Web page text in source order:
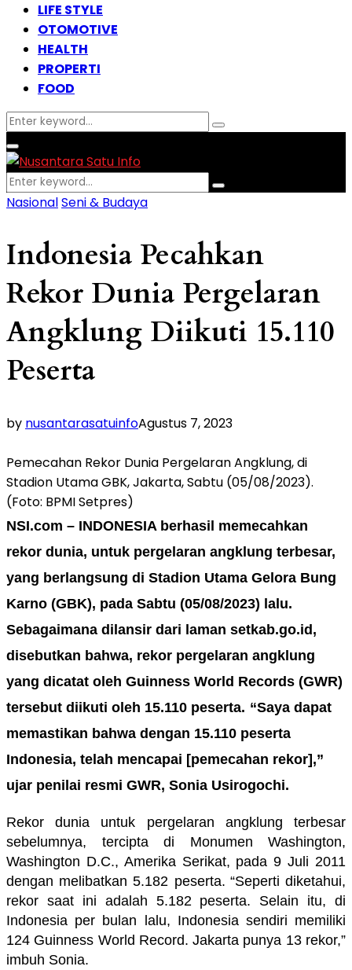
LIFE STYLE
OTOMOTIVE
HEALTH
PROPERTI
FOOD
Search
for:
Search
Facebook
Instagram
Email
Whatsapp
Primary
Menu
Search
for:
Search
NasionalSeni & Budaya
Indonesia Pecahkan
Rekor Dunia Pergelaran
Angklung Diikuti 15.110
Peserta
by nusantarasatuinfoAgustus 7, 2023
Pemecahan Rekor Dunia Pergelaran Angklung, di
Stadion Utama GBK, Jakarta, Sabtu (05/08/2023).
(Foto: BPMI Setpres)
NSI.com – INDONESIA berhasil memecahkan
rekor dunia, untuk pergelaran angklung terbesar,
yang berlangsung di Stadion Utama Gelora Bung
Karno (GBK), pada Sabtu (05/08/2023) lalu.
Sebagaimana dilansir dari laman setkab.go.id,
disebutkan bahwa, rekor pergelaran angklung
yang dicatat oleh Guinness World Records (GWR)
tersebut diikuti oleh 15.110 peserta. “Saya dapat
memastikan bahwa dengan 15.110 peserta
Indonesia, telah mencapai [pemecahan rekor],”
ujar penilai resmi GWR, Sonia Usirogochi.
Rekor dunia untuk pergelaran angklung terbesar
sebelumnya, tercipta di Monumen Washington,
Washington D.C., Amerika Serikat, pada 9 Juli 2011
dengan melibatkan 5.182 peserta. “Seperti diketahui,
rekor saat ini adalah 5.182 peserta. Selain itu, di
Indonesia per bulan lalu, Indonesia sendiri memiliki
124 Guinness World Record. Jakarta punya 13 rekor,”
imbuh Sonia.